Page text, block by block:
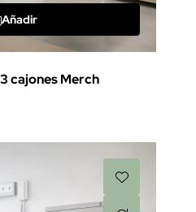
Añadir
cajones Merch